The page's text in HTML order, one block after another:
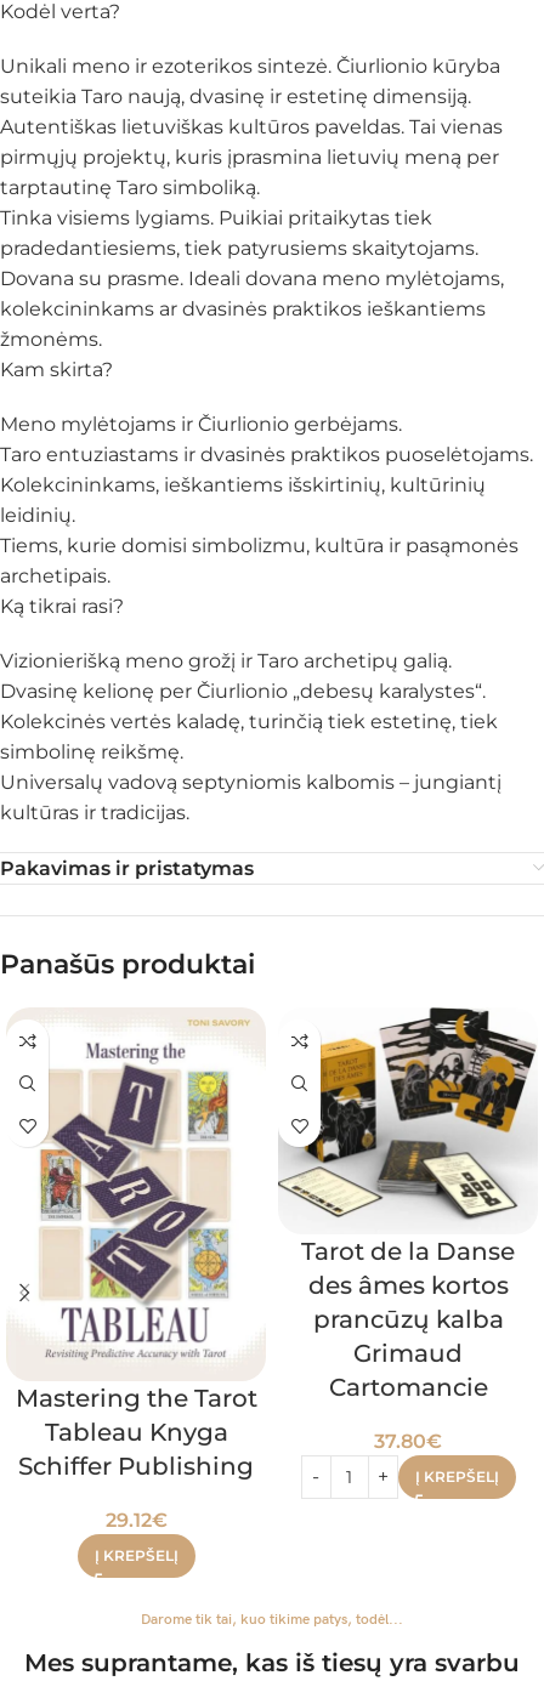
Kodėl verta?
Unikali meno ir ezoterikos sintezė. Čiurlionio kūryba
suteikia Taro naują, dvasinę ir estetinę dimensiją.
Autentiškas lietuviškas kultūros paveldas. Tai vienas
pirmųjų projektų, kuris įprasmina lietuvių meną per
tarptautinę Taro simboliką.
Tinka visiems lygiams. Puikiai pritaikytas tiek
pradedantiesiems, tiek patyrusiems skaitytojams.
Dovana su prasme. Ideali dovana meno mylėtojams,
kolekcininkams ar dvasinės praktikos ieškantiems
žmonėms.
Kam skirta?
Meno mylėtojams ir Čiurlionio gerbėjams.
Taro entuziastams ir dvasinės praktikos puoselėtojams.
Kolekcininkams, ieškantiems išskirtinių, kultūrinių
leidinių.
Tiems, kurie domisi simbolizmu, kultūra ir pasąmonės
archetipais.
Ką tikrai rasi?
Vizionierišką meno grožį ir Taro archetipų galią.
Dvasinę kelionę per Čiurlionio „debesų karalystes“.
Kolekcinės vertės kaladę, turinčią tiek estetinę, tiek
simbolinę reikšmę.
Universalų vadovą septyniomis kalbomis – jungiantį
kultūras ir tradicijas.
Pakavimas ir pristatymas
Panašūs produktai
Mastering the Tarot
Tableau Knyga
Schiffer Publishing
29.12€
Į KREPŠELĮ
Tarot de la Danse
des âmes kortos
prancūzų kalba
Grimaud
Cartomancie
37.80€
Į KREPŠELĮ
Darome tik tai, kuo tikime patys, todėl...
Mes suprantame, kas iš tiesų yra svarbu